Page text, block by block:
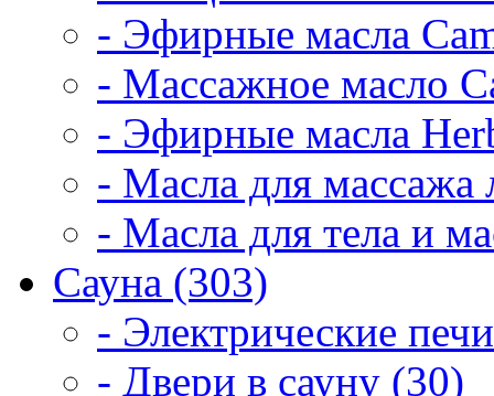
- Эфирные масла
- Массажное масло
- Эфирные масла
- Масла для массажа
- Масла для тела и
Сауна (303)
- Электрические
- Двери в сауну (30)